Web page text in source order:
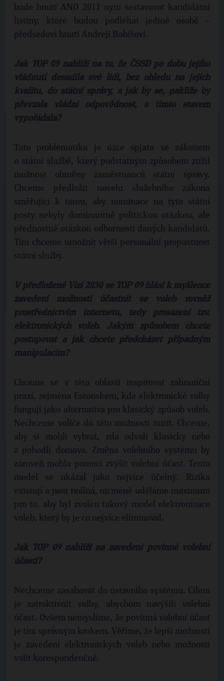
bude hnutí ANO 2011 nyní sestavovat kandidátní
listiny, které budou podléhat jediné osobě –
předsedovi hnutí Andreji Babišovi.
Jak TOP 09 nahlíží na to, že ČSSD po dobu jejího
vládnutí dosadila své lidi, bez ohledu na jejich
kvalitu, do státní správy, a jak by se, pakliže by
převzala vládní odpovědnost, s tímto stavem
vypořádala?
Tato problematika je úzce spjata se zákonem
o státní službě, který podstatným způsobem ztížil
možnost obměny zaměstnanců státní správy.
Chceme předložit novelu služebního zákona
směřující k tomu, aby nominace na tyto státní
posty nebyly dominantně politickou otázkou, ale
přednostně otázkou odbornosti daných kandidátů.
Tím chceme umožnit větší personální propustnost
státní služby.
V předložené Vizi 2030 se TOP 09 hlásí k myšlence
zavedení možnosti účastnit se voleb rovněž
prostřednictvím internetu, tedy prosazení tzv.
elektronických voleb. Jakým způsobem chcete
postupovat a jak chcete předcházet případným
manipulacím?
Chceme se v této oblasti inspirovat zahraniční
praxí, zejména Estonskem, kde elektronické volby
fungují jako alternativa pro klasický způsob voleb.
Nechceme voliče do této možnosti nutit. Chceme,
aby si mohli vybrat, zda odvolí klasicky nebo
z pohodlí domova. Změna volebního systému by
zároveň mohla pomoci zvýšit volební účast. Tento
model se ukázal jako nejvíce účelný. Rizika
existují a jsou reálná, nicméně uděláme maximum
pro to, aby byl zvolen takový model elektronizace
voleb, který by je co nejvíce eliminoval.
Jak TOP 09 nahlíží na zavedení povinné volební
účasti?
Nechceme zasahovat do ústavního systému. Cílem
je zatraktivnit volby, abychom navýšili volební
účast. Ovšem nemyslíme, že povinná volební účast
je tím správným krokem. Věříme, že lepší možností
je zavedení elektronických voleb nebo možnosti
volit korespondenčně.